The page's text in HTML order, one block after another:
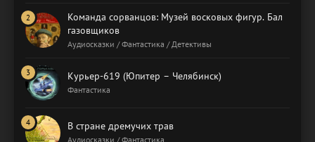
Команда сорванцов: Музей восковых фигур. Бал
газовщиков
Аудиосказки / Фантастика / Детективы
Курьер-619 (Юпитер – Челябинск)
Фантастика
В стране дремучих трав
Аудиосказки / Фантастика